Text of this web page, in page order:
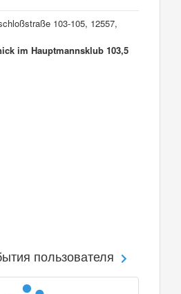
103-105, 12557,
im Hauptmannsklub 103,5
пользователя